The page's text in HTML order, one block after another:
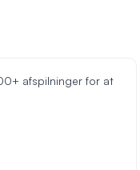
afspilninger for at